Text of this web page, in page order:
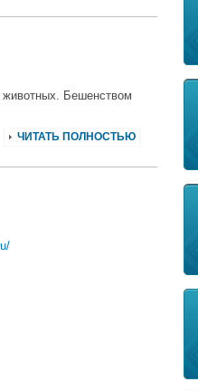
животных. Бешенством
ЧИТАТЬ ПОЛНОСТЬЮ